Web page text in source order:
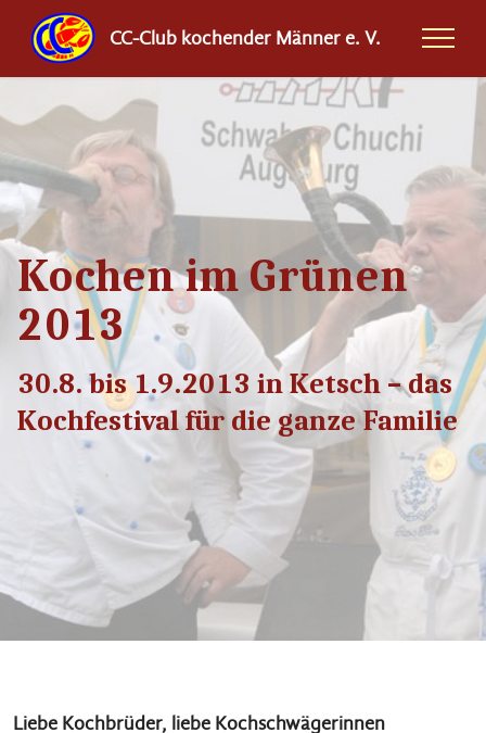
CC-Club kochender Männer e. V.
Kochen im Grünen
2013
30.8. bis 1.9.2013 in Ketsch – das
Kochfestival für die ganze Familie
Liebe Kochbrüder, liebe Kochschwägerinnen